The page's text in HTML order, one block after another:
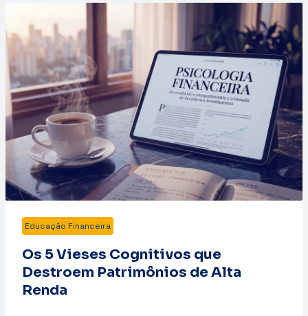
Educação Financeira
Os 5 Vieses Cognitivos que
Destroem Patrimônios de Alta
Renda